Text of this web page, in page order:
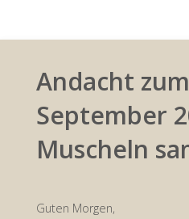
Andacht
September
Muscheln
Guten Morgen,